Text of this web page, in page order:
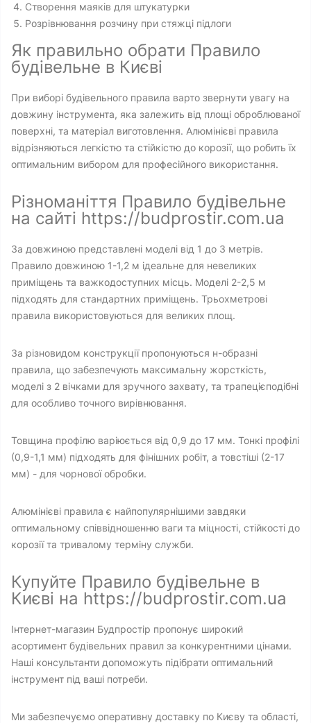
Створення маяків для штукатурки
Розрівнювання розчину при стяжці підлоги
Як правильно обрати Правило
будівельне в Києві
При виборі будівельного правила варто звернути увагу на
довжину інструмента, яка залежить від площі оброблюваної
поверхні, та матеріал виготовлення. Алюмінієві правила
відрізняються легкістю та стійкістю до корозії, що робить їх
оптимальним вибором для професійного використання.
Різноманіття Правило будівельне
на сайті https://budprostir.com.ua
За довжиною представлені моделі від 1 до 3 метрів.
Правило довжиною 1-1,2 м ідеальне для невеликих
приміщень та важкодоступних місць. Моделі 2-2,5 м
підходять для стандартних приміщень. Трьохметрові
правила використовуються для великих площ.
За різновидом конструкції пропонуються н-образні
правила, що забезпечують максимальну жорсткість,
моделі з 2 вічками для зручного захвату, та трапецієподібні
для особливо точного вирівнювання.
Товщина профілю варіюється від 0,9 до 17 мм. Тонкі профілі
(0,9-1,1 мм) підходять для фінішних робіт, а товстіші (2-17
мм) - для чорнової обробки.
Алюмінієві правила є найпопулярнішими завдяки
оптимальному співвідношенню ваги та міцності, стійкості до
корозії та тривалому терміну служби.
Купуйте Правило будівельне в
Києві на https://budprostir.com.ua
Інтернет-магазин Будпростір пропонує широкий
асортимент будівельних правил за конкурентними цінами.
Наші консультанти допоможуть підібрати оптимальний
інструмент під ваші потреби.
Ми забезпечуємо оперативну доставку по Києву та області,